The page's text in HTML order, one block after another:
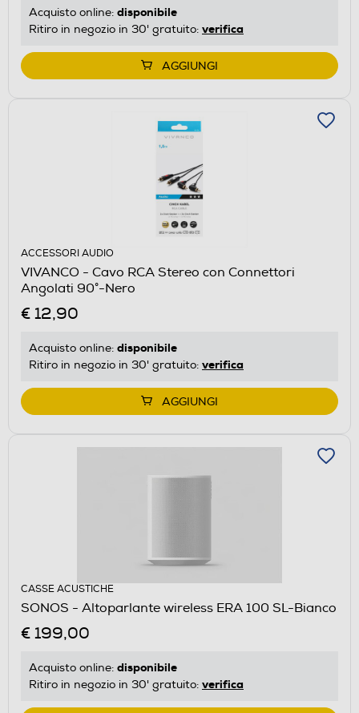
Acquisto online: disponibile
Ritiro in negozio in 30' gratuito: verifica
AGGIUNGI
ACCESSORI AUDIO
VIVANCO - Cavo RCA Stereo con Connettori
Angolati 90°-Nero
€ 12,90
Acquisto online: disponibile
Ritiro in negozio in 30' gratuito: verifica
AGGIUNGI
CASSE ACUSTICHE
SONOS - Altoparlante wireless ERA 100 SL-Bianco
€ 199,00
Acquisto online: disponibile
Ritiro in negozio in 30' gratuito: verifica